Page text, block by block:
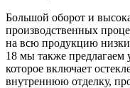
Большой оборот и
производственных
на всю продукцию
18 мы также предлагаем
которое включает
внутреннюю отделку,